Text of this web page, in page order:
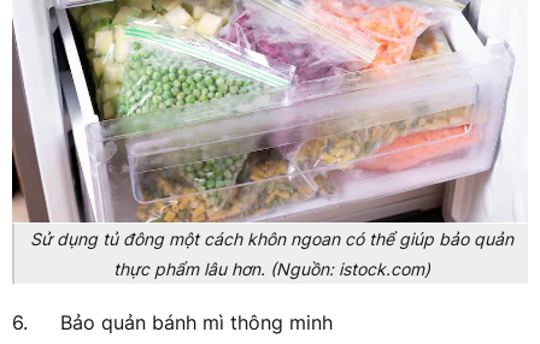
Sử dụng tủ đông một cách khôn ngoan có thể giúp bảo quản
thực phẩm lâu hơn. (Nguồn: istock.com)
6. Bảo quản bánh mì thông minh